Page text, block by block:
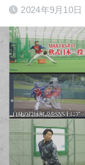
2024年9月10日